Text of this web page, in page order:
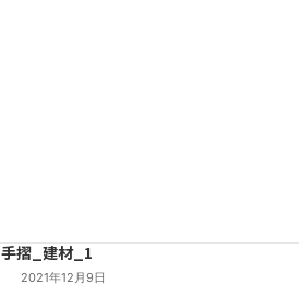
手摺_建材_1
2021年12月9日